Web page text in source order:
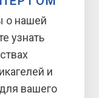
о нашей
узнать
и
вашего